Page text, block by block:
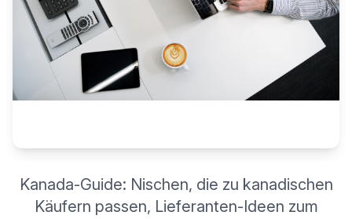
Kanada-Guide: Nischen, die zu kanadischen
Käufern passen, Lieferanten-Ideen zum